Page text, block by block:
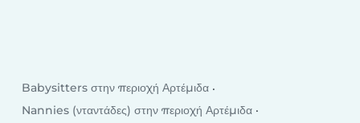
Babysitters στην περιοχή Αρτέμιδα
Nannies (νταντάδες) στην περιοχή Αρτέμιδα